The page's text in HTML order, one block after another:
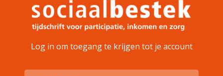
Log in om toegang te krijgen tot je account